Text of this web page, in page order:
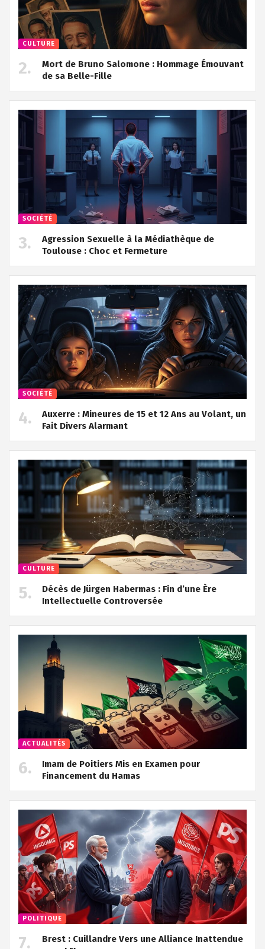
CULTURE
Mort de Bruno Salomone : Hommage Émouvant
de sa Belle-Fille
SOCIÉTÉ
Agression Sexuelle à la Médiathèque de
Toulouse : Choc et Fermeture
SOCIÉTÉ
Auxerre : Mineures de 15 et 12 Ans au Volant, un
Fait Divers Alarmant
CULTURE
Décès de Jürgen Habermas : Fin d’une Ère
Intellectuelle Controversée
ACTUALITÉS
Imam de Poitiers Mis en Examen pour
Financement du Hamas
POLITIQUE
Brest : Cuillandre Vers une Alliance Inattendue